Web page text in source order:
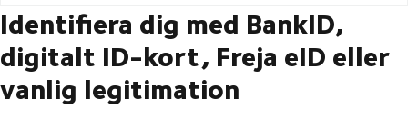
Identifiera dig med BankID,
digitalt ID-kort, Freja eID eller
vanlig legitimation